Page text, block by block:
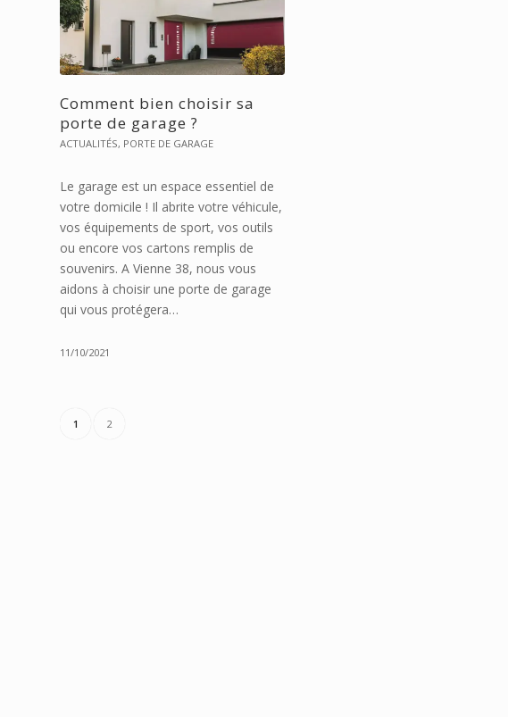
Comment bien choisir sa
porte de garage ?
ACTUALITÉS, PORTE DE GARAGE
Le garage est un espace essentiel de
votre domicile ! Il abrite votre véhicule,
vos équipements de sport, vos outils
ou encore vos cartons remplis de
souvenirs. A Vienne 38, nous vous
aidons à choisir une porte de garage
qui vous protégera…
11/10/2021
1 2